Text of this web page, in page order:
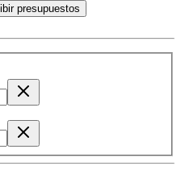
presupuestos